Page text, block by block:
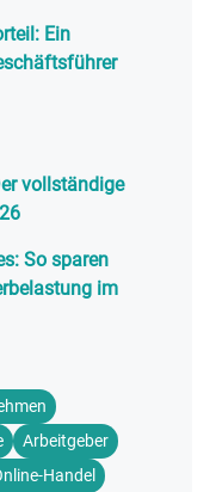
Ein
vollständige
So sparen
im
Arbeitgeber
Handel